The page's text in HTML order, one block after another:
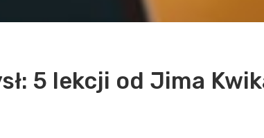
5 lekcji od Jima